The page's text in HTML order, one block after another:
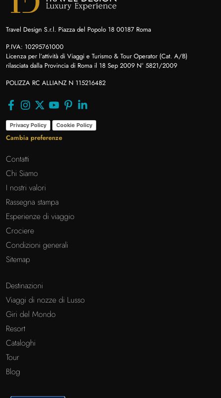
Travel Design S.r.l. Piazza del Popolo 18 00187 Roma
P.IVA: 10295761000
Licenza per l’attività di Viaggi e Turismo & Tour Operator (Cat. A/B)
rilasciata dalla Provincia di Roma il 18 Sep 2009 N° 5821/2009
POLIZZA RC ALLIANZ N 115216482
Privacy Policy Cookie Policy
Cambia preferenze
Contatti
Chi Siamo
I nostri valori
Rassegna stampa
Esperienze di viaggio
Crociere
Condizioni generali
Sitemap
Destinazioni
Viaggi di nozze di Lusso
Giri del Mondo
Resort
Cataloghi
Tour
Blog